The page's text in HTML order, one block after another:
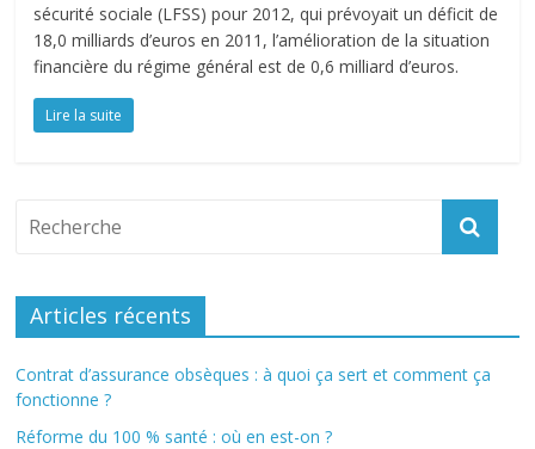
sécurité sociale (LFSS) pour 2012, qui prévoyait un déficit de
18,0 milliards d’euros en 2011, l’amélioration de la situation
financière du régime général est de 0,6 milliard d’euros.
Lire la suite
Articles récents
Contrat d’assurance obsèques : à quoi ça sert et comment ça
fonctionne ?
Réforme du 100 % santé : où en est-on ?